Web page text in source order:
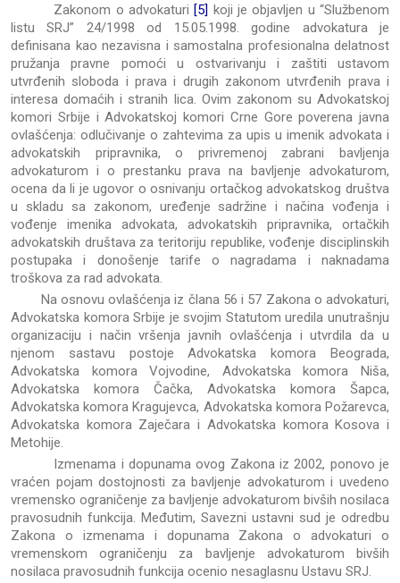
Zakonom o advokaturi [5] koji je objavljen u “Službenom
listu SRJ” 24/1998 od 15.05.1998. godine advokatura je
definisana kao nezavisna i samostalna profesionalna delatnost
pružanja pravne pomoći u ostvarivanju i zaštiti ustavom
utvrđenih sloboda i prava i drugih zakonom utvrđenih prava i
interesa domaćih i stranih lica. Ovim zakonom su Advokatskoj
komori Srbije i Advokatskoj komori Crne Gore poverena javna
ovlašćenja: odlučivanje o zahtevima za upis u imenik advokata i
advokatskih pripravnika, o privremenoj zabrani bavljenja
advokaturom i o prestanku prava na bavljenje advokaturom,
ocena da li je ugovor o osnivanju ortačkog advokatskog društva
u skladu sa zakonom, uređenje sadržine i načina vođenja i
vođenje imenika advokata, advokatskih pripravnika, ortačkih
advokatskih društava za teritoriju republike, vođenje disciplinskih
postupaka i donošenje tarife o nagradama i naknadama
troškova za rad advokata.
Na osnovu ovlašćenja iz člana 56 i 57 Zakona o advokaturi,
Advokatska komora Srbije je svojim Statutom uredila unutrašnju
organizaciju i način vršenja javnih ovlašćenja i utvrdila da u
njenom sastavu postoje Advokatska komora Beograda,
Advokatska komora Vojvodine, Advokatska komora Niša,
Advokatska komora Čačka, Advokatska komora Šapca,
Advokatska komora Kragujevca, Advokatska komora Požarevca,
Advokatska komora Zaječara i Advokatska komora Kosova i
Metohije.
Izmenama i dopunama ovog Zakona iz 2002, ponovo je
vraćen pojam dostojnosti za bavljenje advokaturom i uvedeno
vremensko ograničenje za bavljenje advokaturom bivših nosilaca
pravosudnih funkcija. Međutim, Savezni ustavni sud je odredbu
Zakona o izmenama i dopunama Zakona o advokaturi o
vremenskom ograničenju za bavljenje advokaturom bivših
nosilaca pravosudnih funkcija ocenio nesaglasnu Ustavu SRJ.